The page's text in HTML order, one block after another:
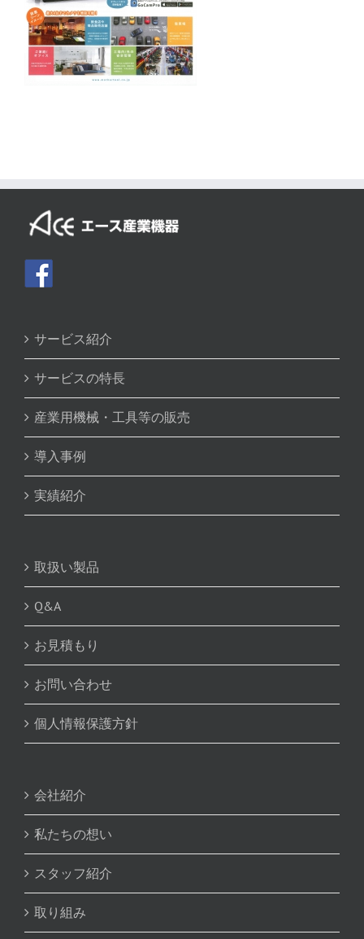
サービス紹介
サービスの特長
産業用機械・工具等の販売
導入事例
実績紹介
取扱い製品
Q&A
お見積もり
お問い合わせ
個人情報保護方針
会社紹介
私たちの想い
スタッフ紹介
取り組み